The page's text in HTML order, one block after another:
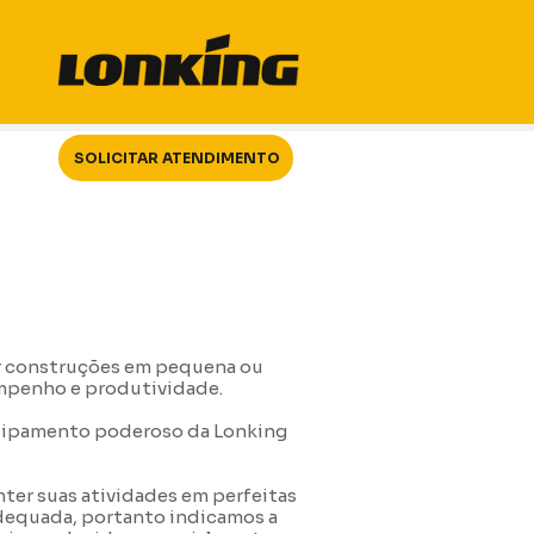
SOLICITAR ATENDIMENTO
construções em pequena ou
e produtividade.
poderoso da Lonking
suas atividades em perfeitas
portanto indicamos a